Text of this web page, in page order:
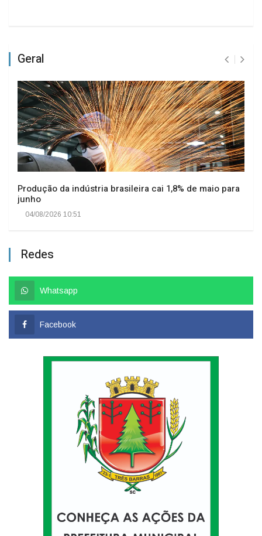
Geral
Produção da indústria brasileira cai 1,8% de maio para
junho
04/08/2026 10:51
Redes
Whatsapp
Facebook